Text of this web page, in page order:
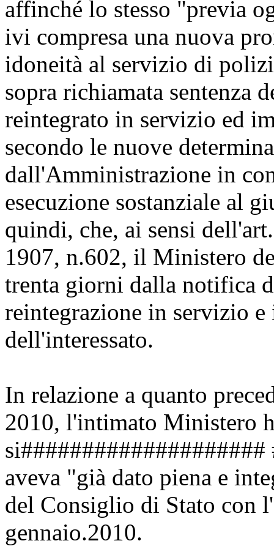
affinché lo stesso "previa
ivi compresa una nuova
idoneità al servizio di
sopra richiamata sentenza
reintegrato in servizio ed
secondo le nuove
dall'Amministrazione in
esecuzione sostanziale al
quindi, che, ai sensi
1907, n.602, il Ministero
trenta giorni dalla notifica
reintegrazione in servizio
dell'interessato.
In relazione a quanto
2010, l'intimato Ministero
aveva "già dato piena e
del Consiglio di Stato con
gennaio.2010.